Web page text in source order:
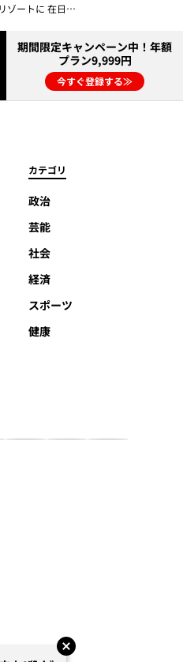
日朝鮮人たちが抱く懸念
期間限定キャンペーン中！年額
プラン9,999円
今すぐ登録する≫
カテゴリ
政治
芸能
社会
経済
スポーツ
健康